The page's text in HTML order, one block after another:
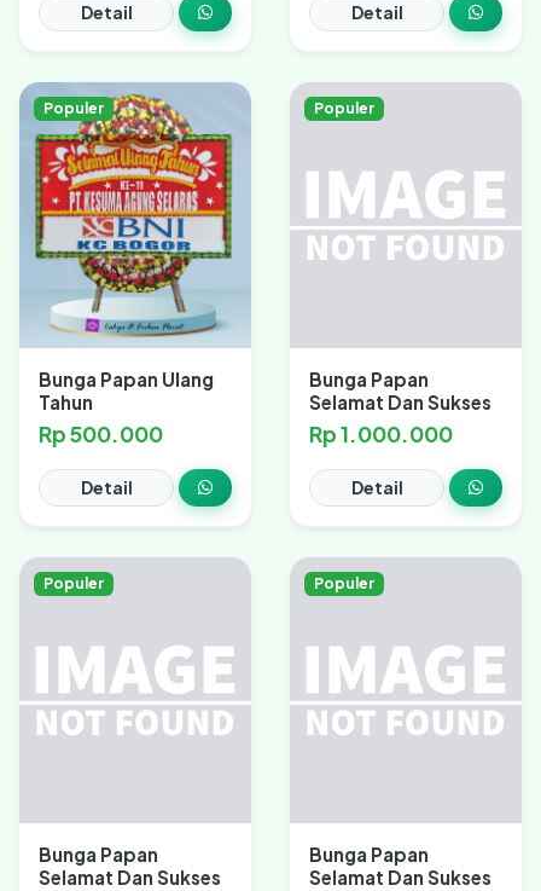
Detail Detail
Populer
Bunga Papan Ulang
Tahun
Rp 500.000
Detail
Populer
Bunga Papan
Selamat Dan Sukses
Rp 1.000.000
Detail
Populer
Bunga Papan
Selamat Dan Sukses
Populer
Bunga Papan
Selamat Dan Sukses